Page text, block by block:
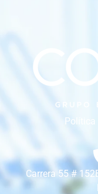
Carrera 55 #